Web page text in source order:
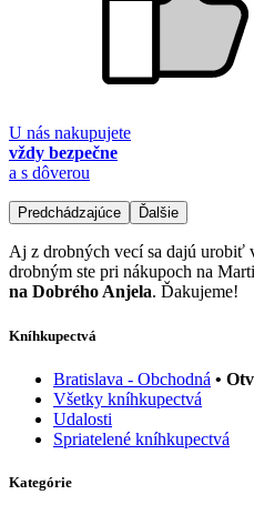
U nás nakupujete
vždy bezpečne
a s dôverou
Predchádzajúce Ďalšie
Aj z drobných vecí sa dajú
drobným ste pri nákupoch na
na Dobrého Anjela. Ďakujeme!
Kníhkupectvá
Bratislava - Obchodná •
Všetky kníhkupectvá
Udalosti
Spriatelené kníhkupectvá
Kategórie